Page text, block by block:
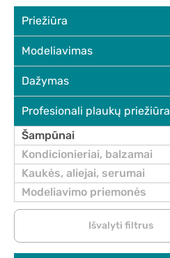
Priežiūra
Modeliavimas
Dažymas
Profesionali plaukų priežiūra
Šampūnai
Kondicionieriai, balzamai
Kaukės, aliejai, serumai
Modeliavimo priemonės
Išvalyti filtrus